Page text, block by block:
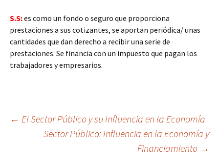
S.S:es como un fondo o seguro que proporciona
prestaciones a sus cotizantes, se aportan periódica/ unas
cantidades que dan derecho a recibir una serie de
prestaciones. Se financia con un impuesto que pagan los
trabajadores y empresarios.
Navegación
← El Sector Público y su Influencia en la Economía
Sector Público: Influencia en la Economía y
Financiamiento →